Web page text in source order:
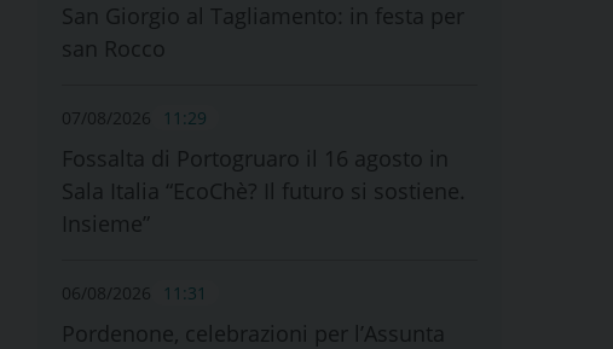
San Giorgio al Tagliamento: in festa per
san Rocco
07/08/2026 11:29
Fossalta di Portogruaro il 16 agosto in
Sala Italia “EcoChè? Il futuro si sostiene.
Insieme”
06/08/2026 11:31
Pordenone, celebrazioni per l’Assunta